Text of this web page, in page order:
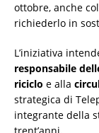
ottobre, anche
richiederlo in
L’iniziativa
responsabile
riciclo e alla
strategica di
integrante della